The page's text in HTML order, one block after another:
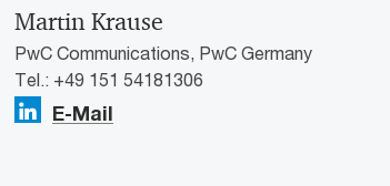
Martin Krause
PwC Communications, PwC Germany
Tel.: +49 151 54181306
E-Mail